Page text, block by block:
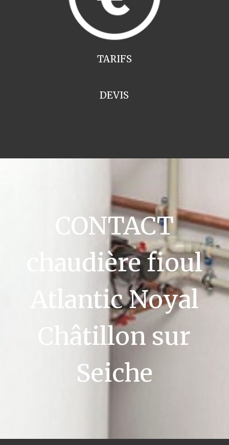
TARIFS
DEVIS
CONTACT
chaudière fioul
Atlantic Noyal
Châtillon sur
Seiche